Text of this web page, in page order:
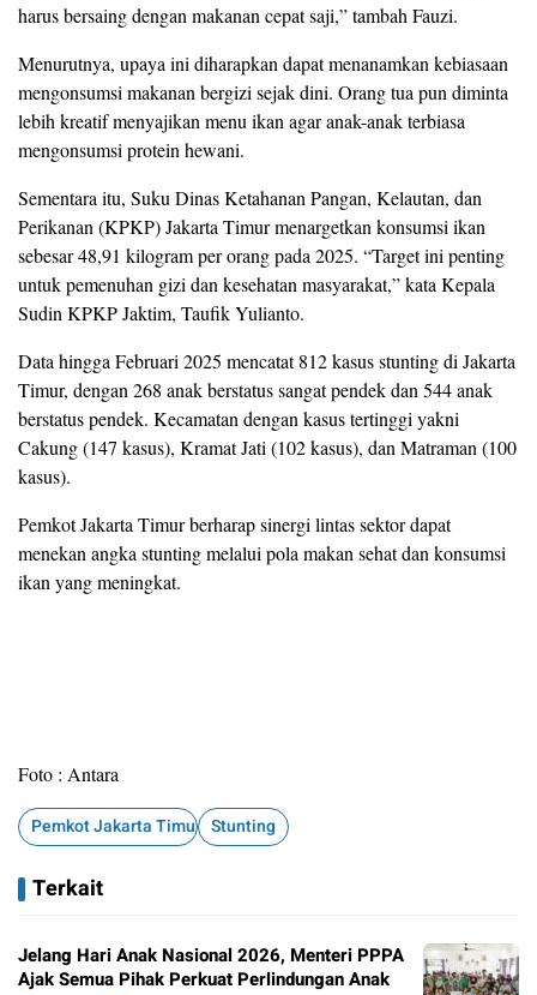
harus bersaing dengan makanan cepat saji,” tambah Fauzi.
Menurutnya, upaya ini diharapkan dapat menanamkan kebiasaan
mengonsumsi makanan bergizi sejak dini. Orang tua pun diminta
lebih kreatif menyajikan menu ikan agar anak-anak terbiasa
mengonsumsi protein hewani.
Sementara itu, Suku Dinas Ketahanan Pangan, Kelautan, dan
Perikanan (KPKP) Jakarta Timur menargetkan konsumsi ikan
sebesar 48,91 kilogram per orang pada 2025. “Target ini penting
untuk pemenuhan gizi dan kesehatan masyarakat,” kata Kepala
Sudin KPKP Jaktim, Taufik Yulianto.
Data hingga Februari 2025 mencatat 812 kasus stunting di Jakarta
Timur, dengan 268 anak berstatus sangat pendek dan 544 anak
berstatus pendek. Kecamatan dengan kasus tertinggi yakni
Cakung (147 kasus), Kramat Jati (102 kasus), dan Matraman (100
kasus).
Pemkot Jakarta Timur berharap sinergi lintas sektor dapat
menekan angka stunting melalui pola makan sehat dan konsumsi
ikan yang meningkat.
Foto : Antara
Pemkot Jakarta Timur Stunting
Terkait
Jelang Hari Anak Nasional 2026, Menteri PPPA
Ajak Semua Pihak Perkuat Perlindungan Anak